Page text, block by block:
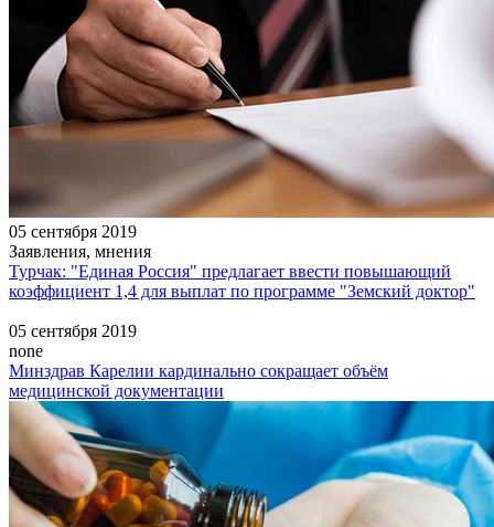
05 сентября 2019
Заявления, мнения
Турчак: "Единая Россия" предлагает ввести повышающий
коэффициент 1,4 для выплат по программе "Земский доктор"
05 сентября 2019
none
Минздрав Карелии кардинально сокращает объём
медицинской документации